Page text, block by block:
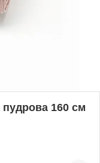
160 см